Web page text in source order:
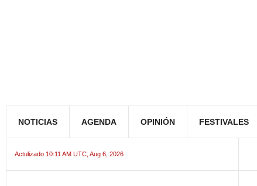
NOTICIAS AGENDA OPINIÓN FESTIVALES
Actulizado 10:11 AM UTC, Aug 6, 2026